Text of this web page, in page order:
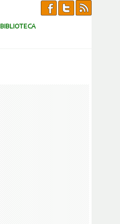
BIBLIOTECA